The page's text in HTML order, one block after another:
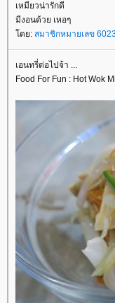
เหมียวน่ารักดี
มีงอนด้วย เหอๆ
ดย: สมาชิกหมายเลข
เอนทรี่ต่อไปจ้า ...
Food For Fun : Hot Wok